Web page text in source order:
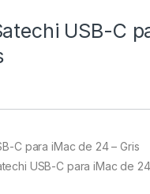
USB-C
C para iMac de 24 – Gris
USB-C para iMac de